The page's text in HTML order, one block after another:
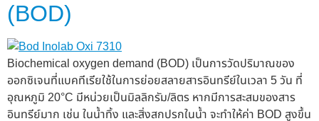
(BOD)
Biochemical oxygen demand (BOD) เป็นการวัดปริมาณของ
ออกซิเจนที่แบคทีเรียใช้ในการย่อยสลายสารอินทรีย์ในเวลา 5 วัน ที่
อุณหภูมิ 20°C มีหน่วยเป็นมิลลิกรัม/ลิตร หากมีการสะสมของสาร
อินทรีย์มาก เช่น ในน้ำทิ้ง และสิ่งสกปรกในน้ำ จะทำให้ค่า BOD สูงขึ้น